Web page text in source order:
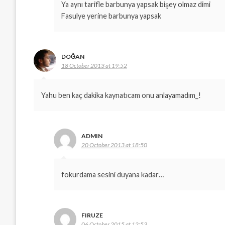
Ya aynı tarifle barbunya yapsak bişey olmaz dimi
Fasulye yerine barbunya yapsak
DOĞAN
18 October 2013 at 19:52
Yahu ben kaç dakika kaynatıcam onu anlayamadım_!
ADMIN
20 October 2013 at 18:50
fokurdama sesini duyana kadar…
FIRUZE